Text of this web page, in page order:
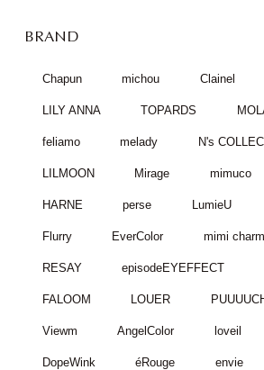
BRAND
Chapun michou Clainel
LILY ANNA TOPARDS
feliamo melady N's
LILMOON Mirage mimuco
HARNE perse LumieU
Flurry EverColor mimi
RESAY episodeEYEFFECT
FALOOM LOUER
Viewm AngelColor loveil
DopeWink éRouge envie